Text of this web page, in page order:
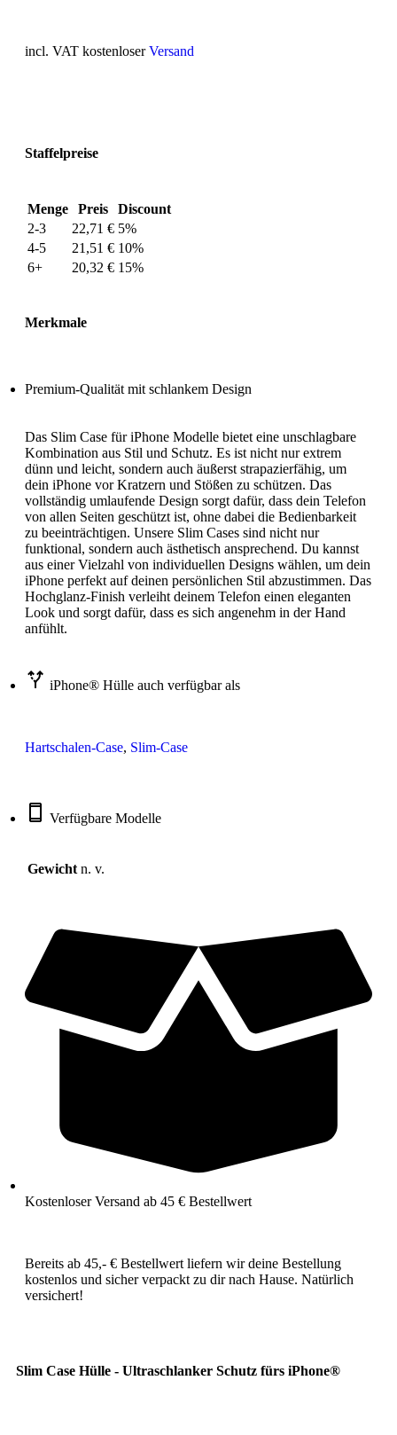
incl. VAT kostenloserVersand
Slim Case Hülle - Ultraschlanker Schutz fürs iPhone®
Staffelpreise
Menge Preis
Discount
2-3
22,71 € 5%
4-5
21,51 € 10%
6+
20,32 € 15%
Merkmale
Premium-Qualität mit schlankem Design
Das Slim Case für iPhone Modelle bietet eine unschlagbare
Kombination aus Stil und Schutz. Es ist nicht nur extrem
dünn und leicht, sondern auch äußerst strapazierfähig, um
dein iPhone vor Kratzern und Stößen zu schützen. Das
vollständig umlaufende Design sorgt dafür, dass dein Telefon
von allen Seiten geschützt ist, ohne dabei die Bedienbarkeit
zu beeinträchtigen. Unsere Slim Cases sind nicht nur
funktional, sondern auch ästhetisch ansprechend. Du kannst
aus einer Vielzahl von individuellen Designs wählen, um dein
iPhone perfekt auf deinen persönlichen Stil abzustimmen. Das
Hochglanz-Finish verleiht deinem Telefon einen eleganten
Look und sorgt dafür, dass es sich angenehm in der Hand
anfühlt.
iPhone® Hülle auch verfügbar als
Hartschalen-Case, Slim-Case
Verfügbare Modelle
Gewicht n. v.
Kostenloser Versand ab 45 € Bestellwert
Bereits ab 45,- € Bestellwert liefern wir deine Bestellung
kostenlos und sicher verpackt zu dir nach Hause. Natürlich
versichert!